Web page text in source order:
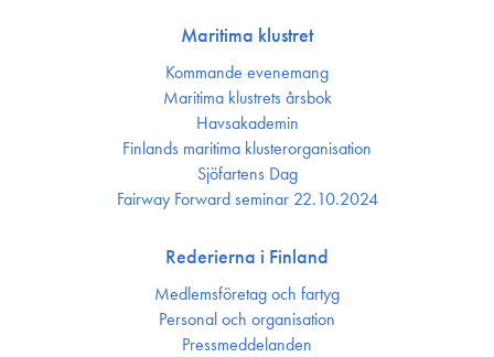
Maritima klustret
Kommande evenemang
Maritima klustrets årsbok
Havsakademin
Finlands maritima kluster­organisation
Sjöfartens Dag
Fairway Forward seminar 22.10.2024
Rederierna i Finland
Medlemsföretag och fartyg
Personal och organisation
Press­meddelanden